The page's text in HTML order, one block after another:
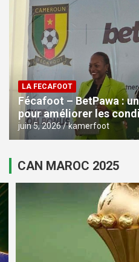
LA FECAFOOT
Fécafoot – BetPawa :
pour améliorer les
juin 5, 2026 kamerfoot
CAN MAROC 2025